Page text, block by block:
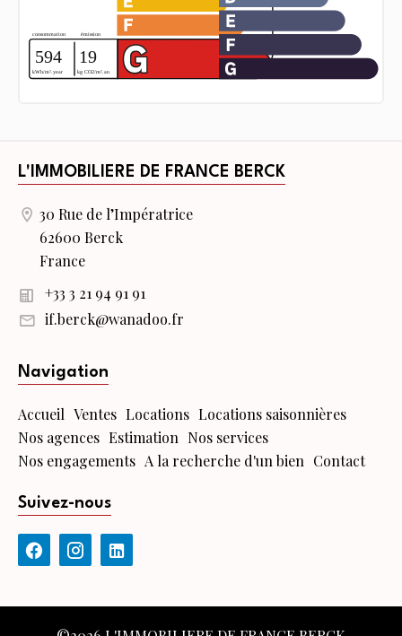
L'IMMOBILIERE DE FRANCE BERCK
30 Rue de l’Impératrice
62600 Berck
France
+33 3 21 94 91 91
if.berck@wanadoo.fr
Navigation
Accueil Ventes Locations Locations saisonnières
Nos agences Estimation Nos services
Nos engagements A la recherche d'un bien Contact
Suivez-nous